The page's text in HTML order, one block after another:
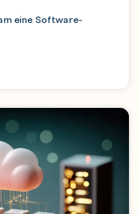
eine Software-